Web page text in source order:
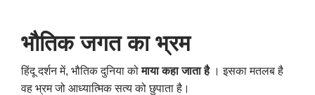
भौतिक जगत का भ्रम
हिंदू दर्शन में, भौतिक दुनिया कोमाया कहा जाता है । इसका मतलब है
वह भ्रम जो आध्यात्मिक सत्य को छुपाता है।